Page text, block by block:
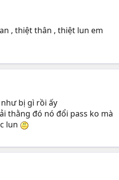
, thiệt thân , thiệt lun em
bị gì rồi ấy
thằng đó nó đổi pass ko mà
lun